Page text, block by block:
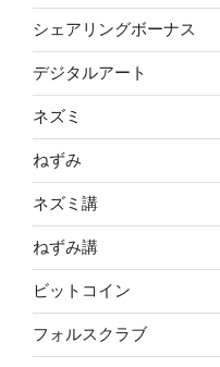
シェアリングボーナス
デジタルアート
ネズミ
ねずみ
ネズミ講
ねずみ講
ビットコイン
フォルスクラブ